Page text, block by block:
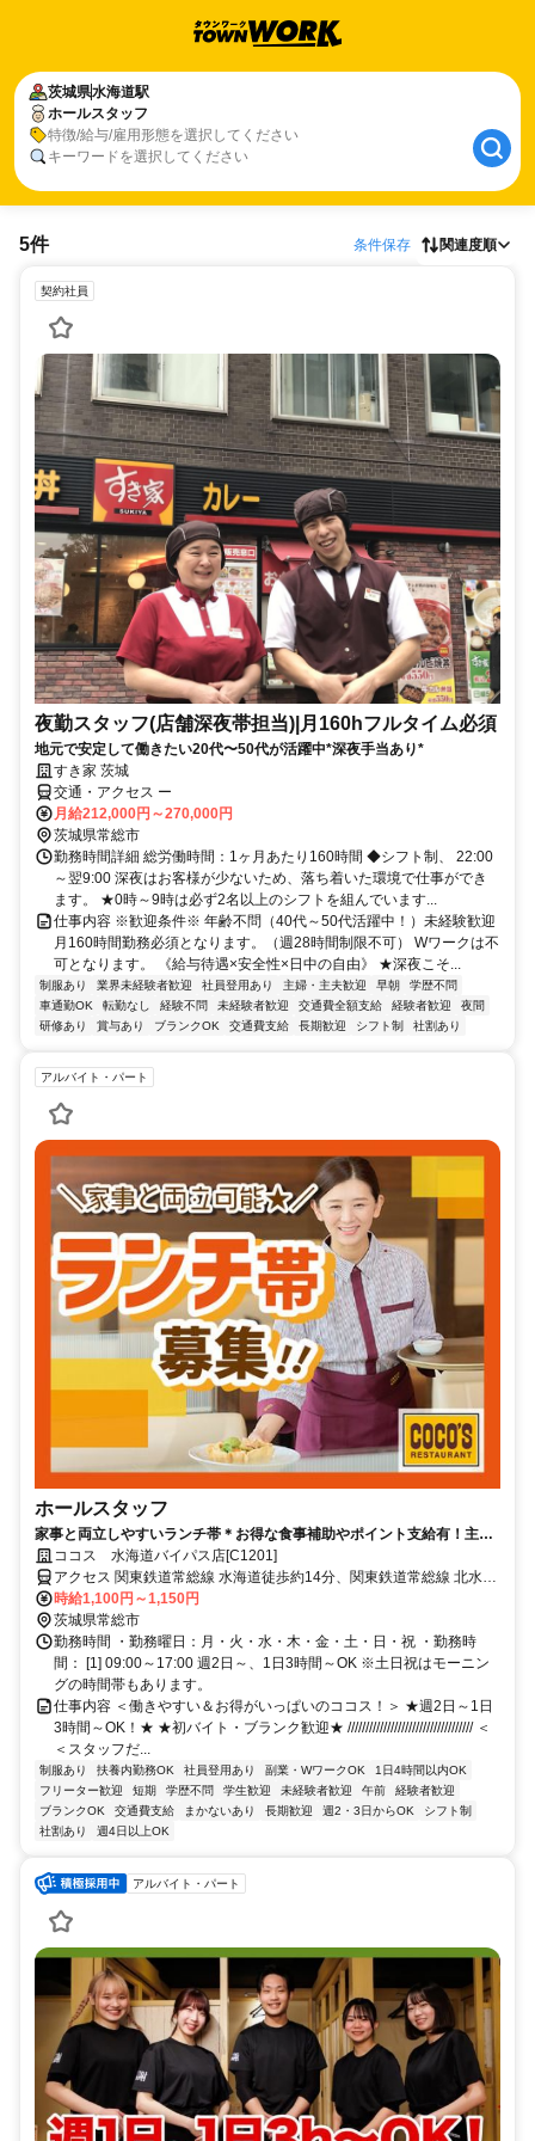
茨城県水海道駅
ホールスタッフ
特徴/給与/雇用形態を選択してください
キーワードを選択してください
5件 条件保存 関連度順
契約社員
夜勤スタッフ(店舗深夜帯担当)|月160hフルタイム必須
地元で安定して働きたい20代〜50代が活躍中*深夜手当あり*
すき家 茨城
交通・アクセス ー
月給212,000円～270,000円
茨城県常総市
勤務時間詳細 総労働時間：1ヶ月あたり160時間 ◆シフト制、 22:00
～翌9:00 深夜はお客様が少ないため、落ち着いた環境で仕事ができ
ます。 ★0時～9時は必ず2名以上のシフトを組んでいます...
仕事内容 ※歓迎条件※ 年齢不問（40代～50代活躍中！）未経験歓迎
月160時間勤務必須となります。（週28時間制限不可） Wワークは不
可となります。 《給与待遇×安全性×日中の自由》 ★深夜こそ...
制服あり 業界未経験者歓迎 社員登用あり 主婦・主夫歓迎 早朝
学歴不問
車通勤OK
転勤なし 経験不問 未経験者歓迎 交通費全額支給 経験者歓迎
夜間
研修あり
賞与あり ブランクOK 交通費支給 長期歓迎 シフト制 社割あり
アルバイト・パート
ホールスタッフ
家事と両立しやすいランチ帯＊お得な食事補助やポイント支給有！主婦
(夫)活躍中！短期OK！
ココス 水海道バイパス店[C1201]
アクセス 関東鉄道常総線 水海道徒歩約14分、関東鉄道常総線 北水海
道徒歩約18分、関東鉄道常総線 中妻徒歩約40分 「水海道駅」徒歩14
分/R294号新井木交差点カド
時給1,100円～1,150円
茨城県常総市
勤務時間 ・勤務曜日：月・火・水・木・金・土・日・祝 ・勤務時
間： [1] 09:00～17:00 週2日～、1日3時間～OK ※土日祝はモーニン
グの時間帯もあります。
仕事内容 ＜働きやすい＆お得がいっぱいのココス！＞ ★週2日～1日
3時間～OK！★ ★初バイト・ブランク歓迎★ /////////////////////////////////// ＜
＜スタッフだ...
制服あり 扶養内勤務OK 社員登用あり 副業・WワークOK
1日4時間以内OK
フリーター歓迎
短期 学歴不問 学生歓迎 未経験者歓迎 午前
経験者歓迎
ブランクOK
交通費支給 まかないあり 長期歓迎 週2・3日からOK
シフト制
社割あり
週4日以上OK
アルバイト・パート